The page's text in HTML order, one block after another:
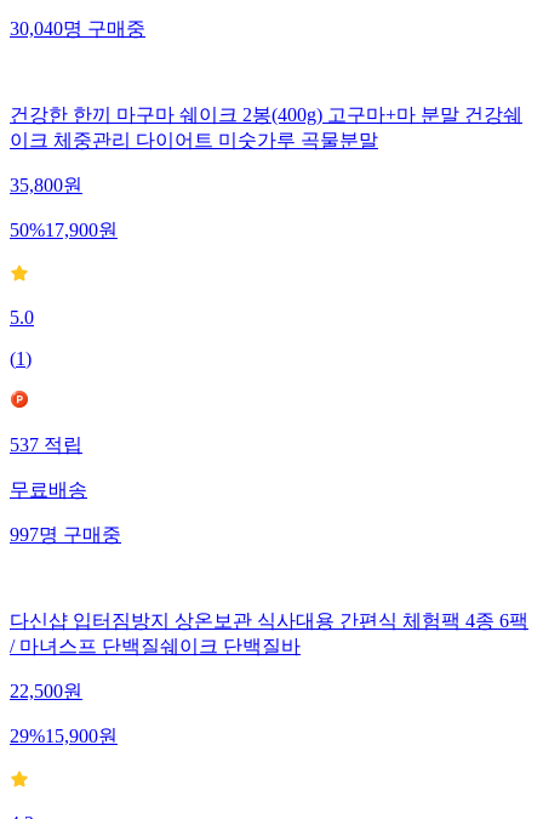
30,040명구매중
건강한 한끼 마구마 쉐이크 2봉(400g) 고구마+마 분말 건강쉐
이크 체중관리 다이어트 미숫가루 곡물분말
35,800원
50%17,900원
5.0
(1)
537적립
무료배송
997명구매중
다신샵 입터짐방지 상온보관 식사대용 간편식 체험팩 4종 6팩
/ 마녀스프 단백질쉐이크 단백질바
22,500원
29%15,900원